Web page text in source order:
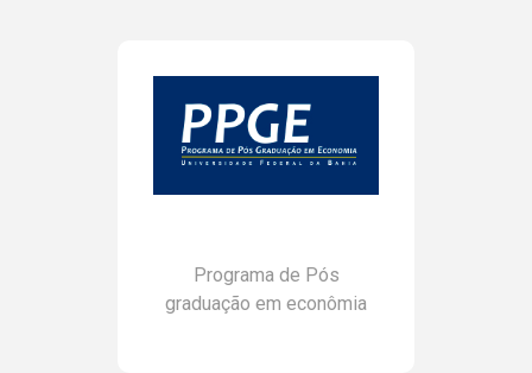
Programa de Pós
graduação em econômia